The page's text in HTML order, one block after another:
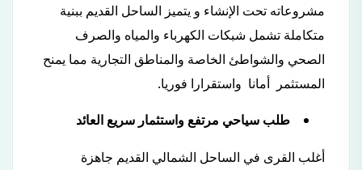
مشروعاته تحت الإنشاء و يتميز الساحل القديم ببنية
متكاملة تشمل شبكات الكهرباء والمياه والصرف
الصحي والشواطئ الخاصة والمناطق التجارية مما يمنح
المستثمر أمانا واستقرارا فوريا.
طلب سياحي مرتفع واستثمار سريع العائد
أغلب القرى في الساحل الشمالي القديم جاهزة